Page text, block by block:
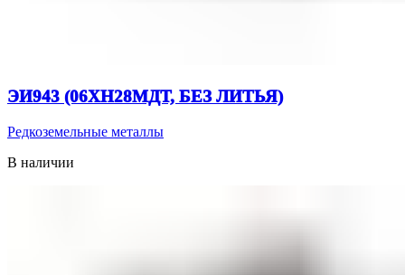
ЭИ943 (06ХН28МДТ, БЕЗ ЛИТЬЯ)
Редкоземельные металлы
В наличии